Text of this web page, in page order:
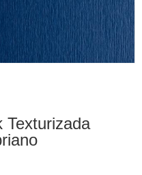
Texturizada